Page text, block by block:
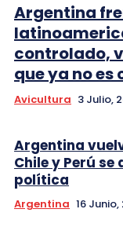
Argentina
controlado,
que ya no es
Avicultura 3 Julio,
Argentina
Chile y Perú
política
Argentina 16 Junio,